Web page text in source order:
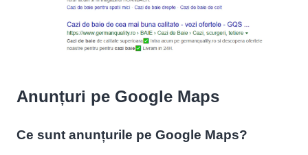
Anunțuri pe Google Maps
Ce sunt anunțurile pe Google Maps?